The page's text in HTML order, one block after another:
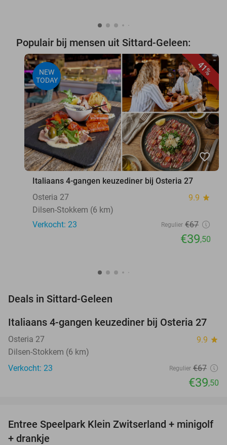
Populair bij mensen uit Sittard-Geleen:
41%
NEW
TODAY
favorite_border
Italiaans 4-gangen keuzediner bij Osteria 27
Osteria 27
9.9 star
Dilsen-Stokkem (6 km)
Verkocht: 23
Regulier €67
€39,50
Deals in Sittard-Geleen
41%
TODAY
Italiaans 4-gangen keuzediner bij Osteria 27
Osteria 27 9.9 star
Dilsen-Stokkem (6 km)
Verkocht: 23
Regulier €67
€39,50
38%
Entree Speelpark Klein Zwitserland + minigolf
+ drankje